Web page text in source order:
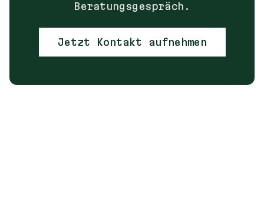
Beratungsgespräch.
Jetzt Kontakt aufnehmen